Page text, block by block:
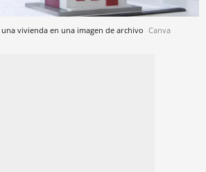
vivienda en una imagen de archivo Canva